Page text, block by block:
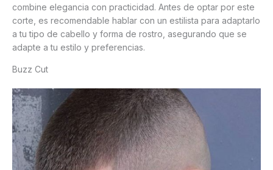
combine elegancia con practicidad. Antes de optar por este
corte, es recomendable hablar con un estilista para adaptarlo
a tu tipo de cabello y forma de rostro, asegurando que se
adapte a tu estilo y preferencias.
Buzz Cut